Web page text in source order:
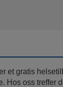
et gratis
Hos oss treffer